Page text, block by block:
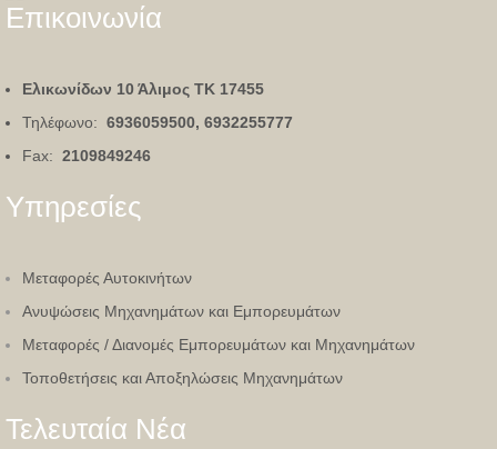
Επικοινωνία
Ελικωνίδων 10 Άλιμος ΤΚ 17455
Τηλέφωνο: 6936059500, 6932255777
Fax: 2109849246
Υπηρεσίες
Μεταφορές Αυτοκινήτων
Ανυψώσεις Μηχανημάτων και Εμπορευμάτων
Μεταφορές / Διανομές Εμπορευμάτων και Μηχανημάτων
Τοποθετήσεις και Αποξηλώσεις Μηχανημάτων
Τελευταία Νέα